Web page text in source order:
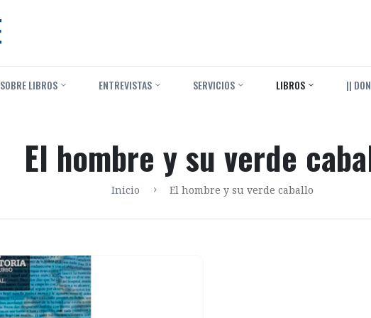
‎ SOBRE LIBROS ENTREVISTAS SERVICIOS LIBROS ||
El hombre y su verde
Inicio El hombre y su verde caballo